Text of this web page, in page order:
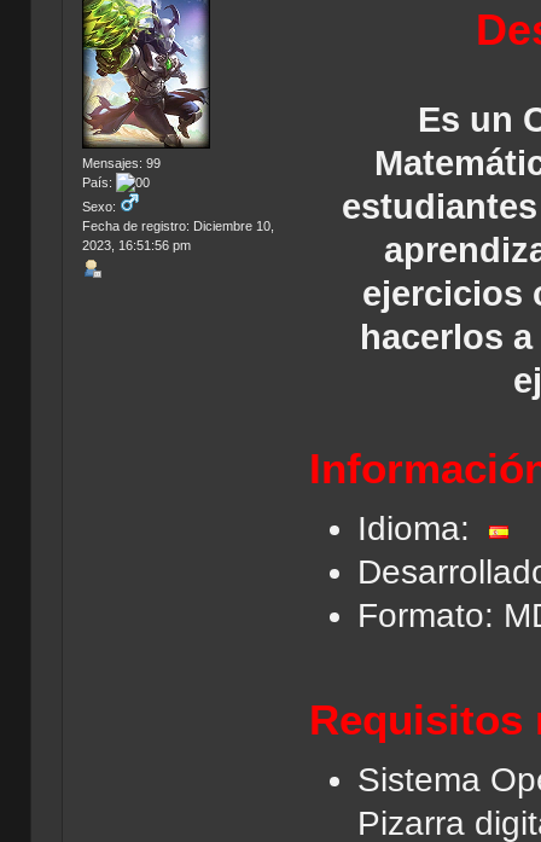
Mensajes: 99
País:
Sexo:
Fecha de registro: Diciembre 10,
2023, 16:51:56 pm
Es un
ejercicios
hacerlos
Idioma:
Formato:
Requisitos
Sistema
Pizarra